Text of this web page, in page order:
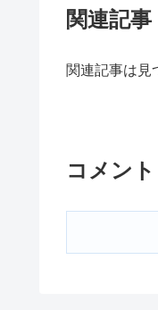
関連記事
関連記事は見
コメント